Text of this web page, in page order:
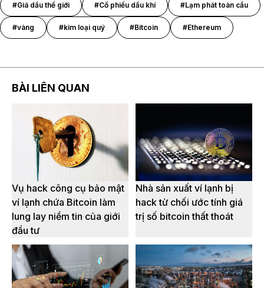
#Giá dầu thế giới #Cổ phiếu dầu khí #Lạm phát toàn cầu
#vàng #kim loại quý #Bitcoin #Ethereum
BÀI LIÊN QUAN
Vụ hack công cụ bảo mật
ví lạnh chứa Bitcoin làm
lung lay niềm tin của giới
đầu tư
Nhà sản xuất ví lạnh bị
hack từ chối ước tính giá
trị số bitcoin thất thoát